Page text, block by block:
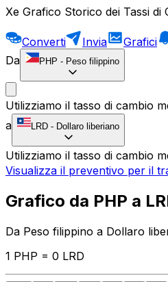
Xe Grafico Storico dei Tassi di
Converti Invia Grafici
Da
PHP - Peso filippino
Utilizziamo il tasso di cambio
a
LRD - Dollaro liberiano
Utilizziamo il tasso di cambio
Visualizza il preventivo per il
Grafico da PHP a
Da Peso filippino a Dollaro
1 PHP = 0 LRD